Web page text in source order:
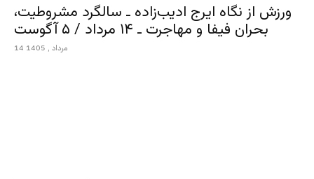
ورزش از نگاه ایرج ادیب‌زاده ـ سالگرد مشروطیت،
بحران فیفا و مهاجرت ـ ۱۴ مرداد / ۵ آگوست
14 مرداد , 1405